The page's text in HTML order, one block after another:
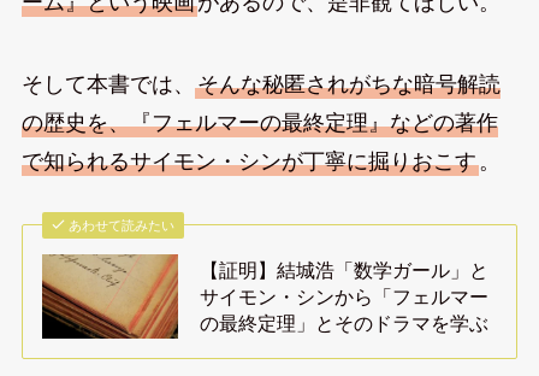
そして本書では、 そんな秘匿されがちな暗号解読
の歴史を、『フェルマーの最終定理』などの著作
で知られるサイモン・シンが丁寧に掘りおこす。
あわせて読みたい
【証明】結城浩「数学ガール」と
サイモン・シンから「フェルマー
の最終定理」とそのドラマを学ぶ